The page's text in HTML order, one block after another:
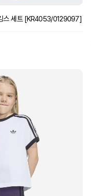
스 세트 [KR4053/0129097]